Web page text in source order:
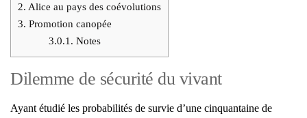
2. Alice au pays des coévo­lu­tions
3. Pro­mo­tion cano­pée
3.0.1. Notes
Dilemme de sécurité du vivant
Ayant étu­dié les pro­ba­bi­li­tés de sur­vie d’une cin­quan­taine de